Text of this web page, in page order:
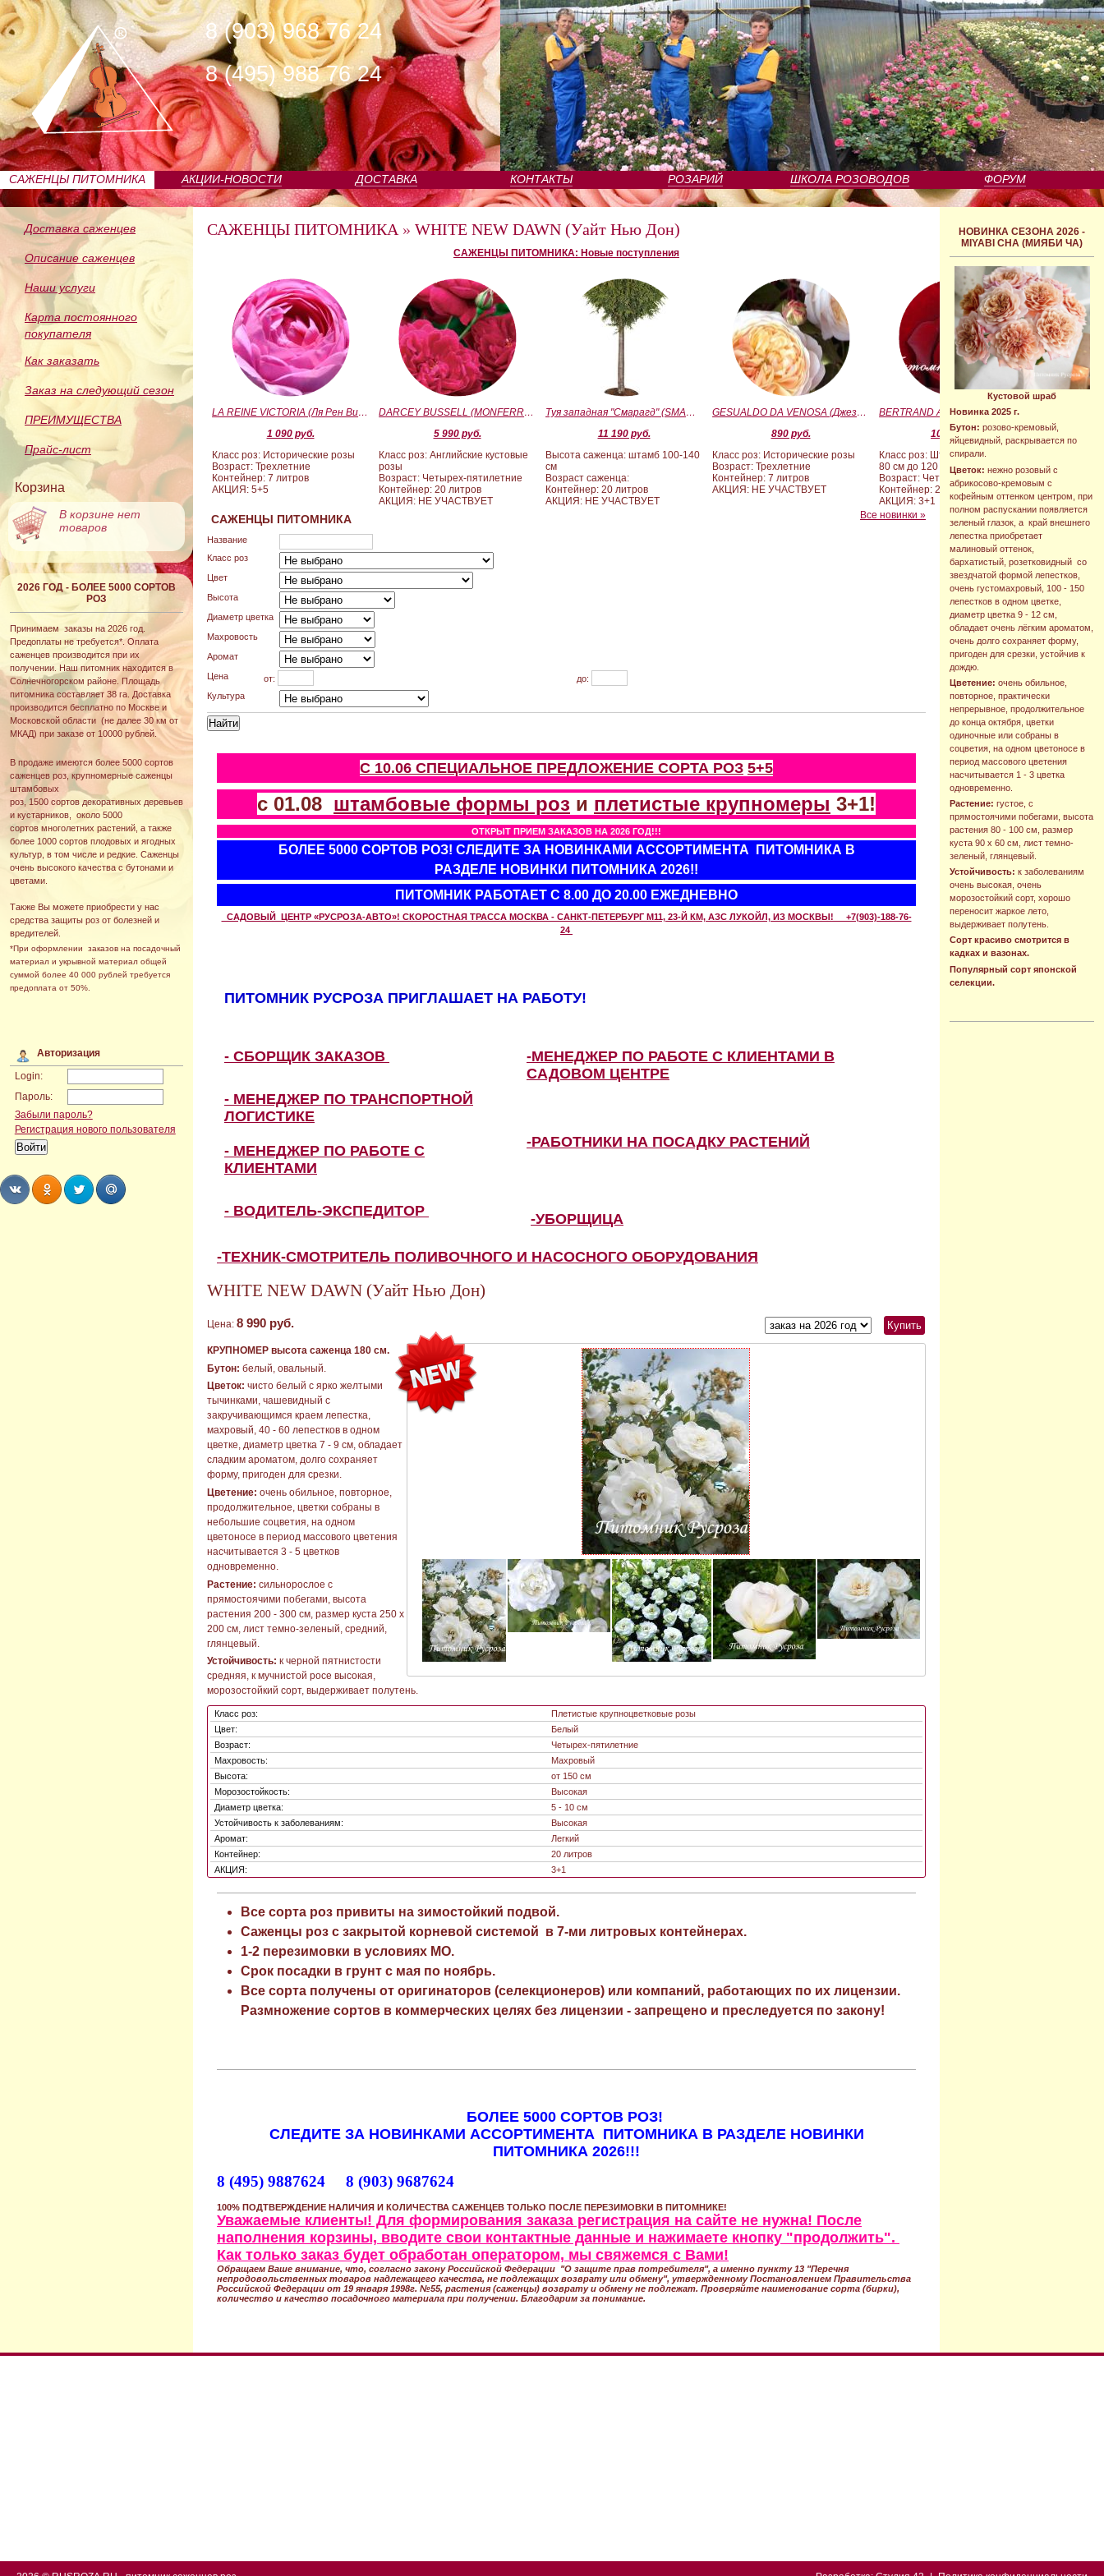
8 (903) 968 76 24
8 (495) 988 76 24
САЖЕНЦЫ ПИТОМНИКА АКЦИИ-НОВОСТИ ДОСТАВКА КОНТАКТЫ РОЗАРИЙ ШКОЛА РОЗОВОДОВ ФОРУМ
Доставка саженцев
Описание саженцев
Наши услуги
Карта постоянного
покупателя
Как заказать
Заказ на следующий сезон
ПРЕИМУЩЕСТВА
Прайс-лист
Корзина
В корзине нет
товаров
2026 ГОД - БОЛЕЕ 5000 СОРТОВ
РОЗ
Принимаем заказы на 2026 год.
Предоплаты не требуется*. Оплата
саженцев производится при их
получении. Наш питомник находится в
Солнечногорском районе. Площадь
питомника составляет 38 га. Доставка
производится бесплатно по Москве и
Московской области (не далее 30 км от
МКАД) при заказе от 10000 рублей.
В продаже имеются более 5000 сортов
саженцев роз, крупномерные саженцы
штамбовых
роз, 1500 сортов декоративных деревьев
и кустарников, около 5000
сортов многолетних растений, а также
более 1000 сортов плодовых и ягодных
культур, в том числе и редкие. Саженцы
очень высокого качества с бутонами и
цветами.
Также Вы можете приобрести у нас
средства защиты роз от болезней и
вредителей.
*При оформлении заказов на посадочный
материал и укрывной материал общей
суммой более 40 000 рублей требуется
предоплата от 50%.
Авторизация
Login:
Пароль:
Забыли пароль?
Регистрация нового пользователя
НОВИНКА СЕЗОНА 2026 -
MIYABI CHA (МИЯБИ ЧА)
Кустовой шраб
Новинка 2025 г.
Бутон: розово-кремовый,
яйцевидный, раскрывается по
спирали.
Цветок: нежно розовый с
абрикосово-кремовым с
кофейным оттенком центром, при
полном распускании появляется
зеленый глазок, а край внешнего
лепестка приобретает
малиновый оттенок,
бархатистый, розетковидный со
звездчатой формой лепестков,
очень густомахровый, 100 - 150
лепестков в одном цветке,
диаметр цветка 9 - 12 см,
обладает очень лёгким ароматом,
очень долго сохраняет форму,
пригоден для срезки, устойчив к
дождю.
Цветение: очень обильное,
повторное, практически
непрерывное, продолжительное
до конца октября, цветки
одиночные или собраны в
соцветия, на одном цветоносе в
период массового цветения
насчитывается 1 - 3 цветка
одновременно.
Растение: густое, с
прямостоячими побегами, высота
растения 80 - 100 см, размер
куста 90 х 60 см, лист темно-
зеленый, глянцевый.
Устойчивость: к заболеваниям
очень высокая, очень
морозостойкий сорт, хорошо
переносит жаркое лето,
выдерживает полутень.
Сорт красиво смотрится в
кадках и вазонах.
Популярный сорт японской
селекции.
САЖЕНЦЫ ПИТОМНИКА » WHITE NEW DAWN (Уайт Нью Дон)
САЖЕНЦЫ ПИТОМНИКА: Новые поступления
LA REINE VICTORIA (Ля Рен Виктория)
1 090 руб.
Класс роз: Исторические розы
Возраст: Трехлетние
Контейнер: 7 литров
АКЦИЯ: 5+5
DARCEY BUSSELL (MONFERRATO) (Дарси Басл)
5 990 руб.
Класс роз: Английские кустовые
розы
Возраст: Четырех-пятилетние
Контейнер: 20 литров
АКЦИЯ: НЕ УЧАСТВУЕТ
Туя западная "Смарагд" (SMARAGD) ШТАМБ 100-140
11 190 руб.
Высота саженца: штамб 100-140
см
Возраст саженца:
Контейнер: 20 литров
АКЦИЯ: НЕ УЧАСТВУЕТ
GESUALDO DA VENOSA (Джезуальдо Ди Веноза)
890 руб.
Класс роз: Исторические розы
Возраст: Трехлетние
Контейнер: 7 литров
АКЦИЯ: НЕ УЧАСТВУЕТ
BERTRAND AMOUSSOU (Бертран Амуссу)
10 000 руб.
Класс роз: Штамбовые формы от
80 см до 120 см
Возраст: Четырех-пятилетние
Контейнер: 20 литров
АКЦИЯ: 3+1
Все новинки »
САЖЕНЦЫ ПИТОМНИКА
Название
Класс роз
Цвет
Высота
Диаметр цветка
Махровость
Аромат
Цена
от:
до:
Культура
С 10.06 СПЕЦИАЛЬНОЕ ПРЕДЛОЖЕНИЕ СОРТА РОЗ 5+5
с 01.08 штамбовые формы роз и плетистые крупномеры 3+1!
ОТКРЫТ ПРИЕМ ЗАКАЗОВ НА 2026 ГОД!!!
БОЛЕЕ 5000 СОРТОВ РОЗ! СЛЕДИТЕ ЗА НОВИНКАМИ АССОРТИМЕНТА ПИТОМНИКА В
РАЗДЕЛЕ НОВИНКИ ПИТОМНИКА 2026!!
ПИТОМНИК РАБОТАЕТ С 8.00 ДО 20.00 ЕЖЕДНЕВНО
САДОВЫЙ ЦЕНТР «РУСРОЗА-АВТО»! СКОРОСТНАЯ ТРАССА МОСКВА - САНКТ-ПЕТЕРБУРГ М11, 23-Й КМ, АЗС ЛУКОЙЛ, ИЗ МОСКВЫ! +7(903)-188-76-
24
ПИТОМНИК РУСРОЗА ПРИГЛАШАЕТ НА РАБОТУ!
- СБОРЩИК ЗАКАЗОВ
-МЕНЕДЖЕР ПО РАБОТЕ С КЛИЕНТАМИ В
САДОВОМ ЦЕНТРЕ
- МЕНЕДЖЕР ПО ТРАНСПОРТНОЙ
ЛОГИСТИКЕ
- МЕНЕДЖЕР ПО РАБОТЕ С
КЛИЕНТАМИ
-РАБОТНИКИ НА ПОСАДКУ РАСТЕНИЙ
- ВОДИТЕЛЬ-ЭКСПЕДИТОР -УБОРЩИЦА
-ТЕХНИК-СМОТРИТЕЛЬ ПОЛИВОЧНОГО И НАСОСНОГО ОБОРУДОВАНИЯ
WHITE NEW DAWN (Уайт Нью Дон)
Цена: 8 990 руб.
КРУПНОМЕР высота саженца 180 см.
Бутон: белый, овальный.
Цветок: чисто белый с ярко желтыми
тычинками, чашевидный с
закручивающимся краем лепестка,
махровый, 40 - 60 лепестков в одном
цветке, диаметр цветка 7 - 9 см, обладает
сладким ароматом, долго сохраняет
форму, пригоден для срезки.
Цветение: очень обильное, повторное,
продолжительное, цветки собраны в
небольшие соцветия, на одном
цветоносе в период массового цветения
насчитывается 3 - 5 цветков
одновременно.
Растение: сильнорослое с
прямостоячими побегами, высота
растения 200 - 300 см, размер куста 250 х
200 см, лист темно-зеленый, средний,
глянцевый.
Устойчивость: к черной пятнистости
средняя, к мучнистой росе высокая,
морозостойкий сорт, выдерживает полутень.
Класс роз:
Плетистые крупноцветковые розы
Цвет:
Белый
Возраст:
Четырех-пятилетние
Махровость:
Махровый
Высота:
от 150 см
Морозостойкость:
Высокая
Диаметр цветка:
5 - 10 см
Устойчивость к заболеваниям:
Высокая
Аромат:
Легкий
Контейнер:
20 литров
АКЦИЯ:
3+1
Все сорта роз привиты на зимостойкий подвой.
Саженцы роз с закрытой корневой системой в 7-ми литровых контейнерах.
1-2 перезимовки в условиях МО.
Срок посадки в грунт с мая по ноябрь.
Все сорта получены от оригинаторов (селекционеров) или компаний, работающих по их лицензии.
Размножение сортов в коммерческих целях без лицензии - запрещено и преследуется по закону!
БОЛЕЕ 5000 СОРТОВ РОЗ!
СЛЕДИТЕ ЗА НОВИНКАМИ АССОРТИМЕНТА ПИТОМНИКА В РАЗДЕЛЕ НОВИНКИ
ПИТОМНИКА 2026!!!
8 (495) 9887624 8 (903) 9687624
100% ПОДТВЕРЖДЕНИЕ НАЛИЧИЯ И КОЛИЧЕСТВА САЖЕНЦЕВ ТОЛЬКО ПОСЛЕ ПЕРЕЗИМОВКИ В ПИТОМНИКЕ!
Уважаемые клиенты! Для формирования заказа регистрация на сайте не нужна! После
наполнения корзины, вводите свои контактные данные и нажимаете кнопку "продолжить".
Как только заказ будет обработан оператором, мы свяжемся с Вами!
Обращаем Ваше внимание, что, согласно закону Российской Федерации "О защите прав потребителя", а именно пункту 13 "Перечня
непродовольственных товаров надлежащего качества, не подлежащих возврату или обмену", утвержденному Постановлением Правительства
Российской Федерации от 19 января 1998г. №55, растения (саженцы) возврату и обмену не подлежат. Проверяйте наименование сорта (бирки),
количество и качество посадочного материала при получении. Благодарим за понимание.